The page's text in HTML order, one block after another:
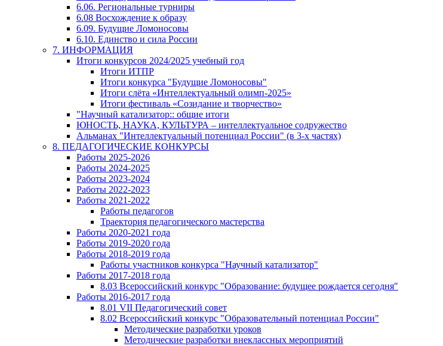
6.06. Региональные турниры
6.08 Восхождение к образу
6.09. Будущие Ломоносовы
6.10. Единство и сила России
7. ИНФОРМАЦИЯ
Итоги конкурсов 2024/2025 учебный год
Итоги ИТПР
Итоги конкурса "Будущие Ломоносовы"
Итоги слёта «Интеллектуальный олимп-2025»
Итоги фестиваль «Созидание и творчество»
"Научный катализатор:: общие итоги
ЮНОСТЬ, НАУКА, КУЛЬТУРА – интеллектуальное содружество
Альманах "Интеллектуальный потенциал России" (в 3-х частях)
8. ПЕДАГОГИЧЕСКИЕ КОНКУРСЫ
Работы 2025-2026
Работы 2024-2025
Работы 2023-2024
Работы 2022-2023
Работы 2021-2022
Работы педагогов
Траектория педагогического мастерства
Работы 2020-2021 года
Работы 2019-2020 года
Работы 2018-2019 года
Работы участников конкурса "Научный катализатор"
Работы 2017-2018 года
8.03 Всероссийский конкурс "Образование: будущее рождается сегодня"
Работы 2016-2017 года
8.01 VII Педагогический совет
8.02 Всероссийский конкурс "Образовательный потенциал России"
Методические разработки уроков
Методические разработки внеклассных мероприятий